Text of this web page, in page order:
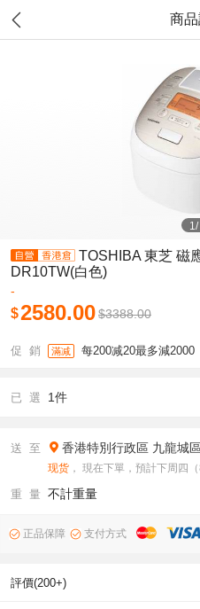
商
1/
TOSHIBA 東芝 磁
DR10TW(白色)
-
$2580.00$3388.00
促 銷 滿减 每200减20最多減2000
已 選 1件
送 至 香港特別行政區 九龍城
现货 ， 現在下單，預計下周四
重 量 不計重量
正品保障 支付方式
評價(200+)